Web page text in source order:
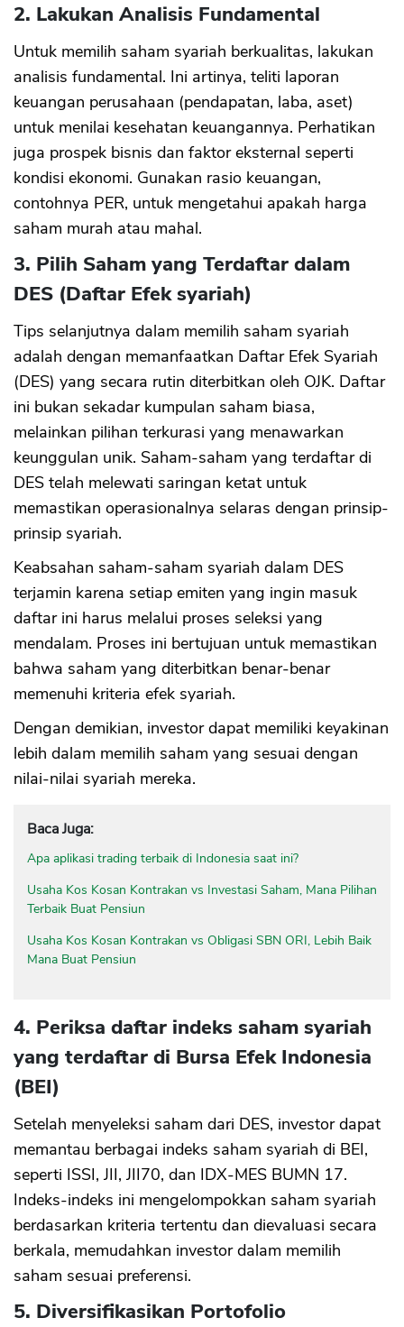
2. Lakukan Analisis Fundamental
Untuk memilih saham syariah berkualitas, lakukan
analisis fundamental. Ini artinya, teliti laporan
keuangan perusahaan (pendapatan, laba, aset)
untuk menilai kesehatan keuangannya. Perhatikan
juga prospek bisnis dan faktor eksternal seperti
kondisi ekonomi. Gunakan rasio keuangan,
contohnya PER, untuk mengetahui apakah harga
saham murah atau mahal.
3. Pilih Saham yang Terdaftar dalam
DES (Daftar Efek syariah)
Tips selanjutnya dalam memilih saham syariah
adalah dengan memanfaatkan Daftar Efek Syariah
(DES) yang secara rutin diterbitkan oleh OJK. Daftar
ini bukan sekadar kumpulan saham biasa,
melainkan pilihan terkurasi yang menawarkan
keunggulan unik. Saham-saham yang terdaftar di
DES telah melewati saringan ketat untuk
memastikan operasionalnya selaras dengan prinsip-
prinsip syariah.
Keabsahan saham-saham syariah dalam DES
terjamin karena setiap emiten yang ingin masuk
daftar ini harus melalui proses seleksi yang
mendalam. Proses ini bertujuan untuk memastikan
bahwa saham yang diterbitkan benar-benar
memenuhi kriteria efek syariah.
Dengan demikian, investor dapat memiliki keyakinan
lebih dalam memilih saham yang sesuai dengan
nilai-nilai syariah mereka.
Baca Juga:
Apa aplikasi trading terbaik di Indonesia saat ini?
Usaha Kos Kosan Kontrakan vs Investasi Saham, Mana Pilihan
Terbaik Buat Pensiun
Usaha Kos Kosan Kontrakan vs Obligasi SBN ORI, Lebih Baik
Mana Buat Pensiun
4. Periksa daftar indeks saham syariah
yang terdaftar di Bursa Efek Indonesia
(BEI)
Setelah menyeleksi saham dari DES, investor dapat
memantau berbagai indeks saham syariah di BEI,
seperti ISSI, JII, JII70, dan IDX-MES BUMN 17.
Indeks-indeks ini mengelompokkan saham syariah
berdasarkan kriteria tertentu dan dievaluasi secara
berkala, memudahkan investor dalam memilih
saham sesuai preferensi.
5. Diversifikasikan Portofolio